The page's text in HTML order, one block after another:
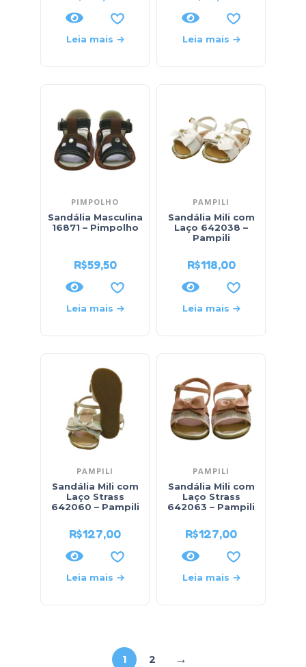
Leia mais Leia mais
PIMPOLHO
Sandália Masculina
16871 – Pimpolho
R$59,50
Leia mais
PAMPILI
Sandália Mili com
Laço 642038 –
Pampili
R$118,00
Leia mais
PAMPILI
Sandália Mili com
Laço Strass
642060 – Pampili
R$127,00
Leia mais
PAMPILI
Sandália Mili com
Laço Strass
642063 – Pampili
R$127,00
Leia mais
1 2 →